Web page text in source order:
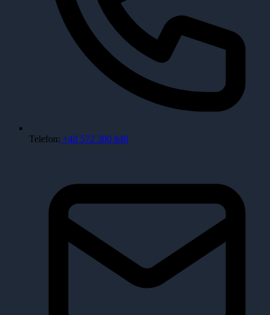
Telefon: +48 572 300 848